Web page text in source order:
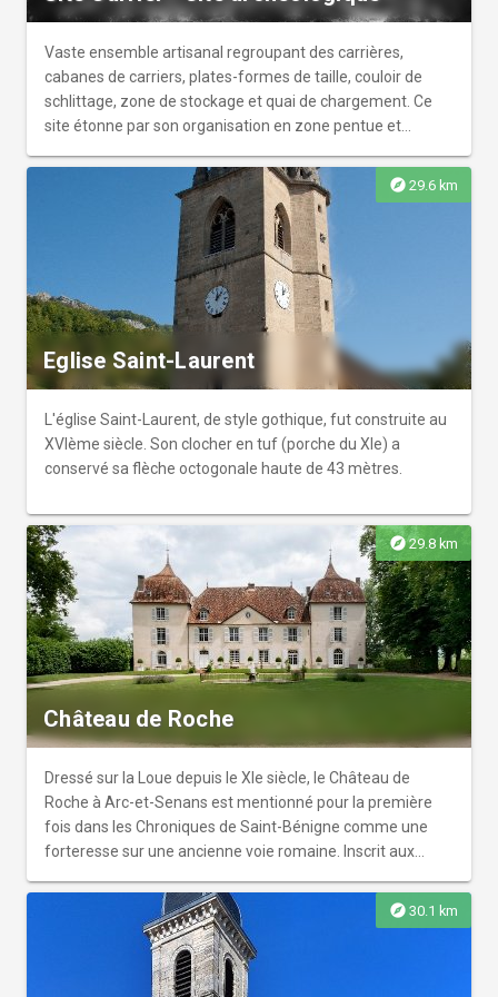
Vaste ensemble artisanal regroupant des carrières,
cabanes de carriers, plates-formes de taille, couloir de
schlittage, zone de stockage et quai de chargement. Ce
site étonne par son organisation en zone pentue et
vente à l'Office de Tourisme (1€) permettent la
découverte de ce site exceptionnel et d'en percer tous les
secrets d'exploitation de la pierre. Accès à pied par le
sentier découverte, en voiture par la D50 (chemin derrière
la Ferme Auberge). Visite libre et gratuite toute l'année
sous la responsabilité du visiteur.
explore 29.6 km
Eglise Saint-Laurent
L'église Saint-Laurent, de style gothique, fut construite au
XVIème siècle. Son clocher en tuf (porche du XIe) a
conservé sa flèche octogonale haute de 43 mètres.
explore29.8 km
Château de Roche
Dressé sur la Loue depuis le XIe siècle, le Château de
Roche à Arc-et-Senans est mentionné pour la première
fois dans les Chroniques de Saint-Bénigne comme une
forteresse sur une ancienne voie romaine. Inscrit aux
flanqué de deux tours rappelant les clochers comtois
caractéristiques de Franche-Comté, et ses caves voûtées
ancestrales descendent jusqu'à la rivière en contrebas.
Venez découvrir ce lieu chargé d'histoire, bien que
explore 30.1 km